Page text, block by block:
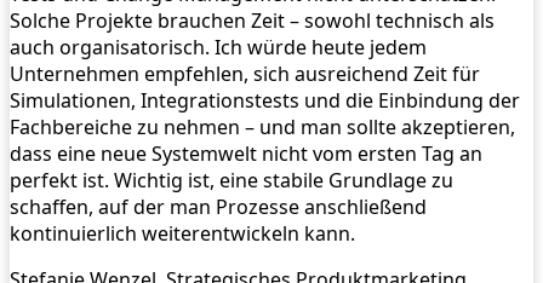
Solche Projekte brauchen Zeit – sowohl technisch als
auch organisatorisch. Ich würde heute jedem
Unternehmen empfehlen, sich ausreichend Zeit für
Simulationen, Integrationstests und die Einbindung der
Fachbereiche zu nehmen – und man sollte akzeptieren,
dass eine neue Systemwelt nicht vom ersten Tag an
perfekt ist. Wichtig ist, eine stabile Grundlage zu
schaffen, auf der man Prozesse anschließend
kontinuierlich weiterentwickeln kann.